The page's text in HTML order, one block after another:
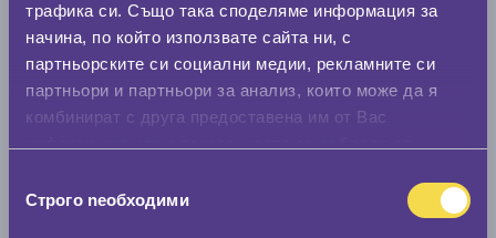
трафика си. Също така споделяме информация за
начина, по който използвате сайта ни, с
партньорските си социални медии, рекламните си
партньори и партньори за анализ, които може да я
комбинират с друга предоставена им от Вас
наСтрого nеобходими
Летни гуми FIRESTONE ROADHAWK 2 205/55 R16